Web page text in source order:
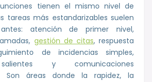
tienen el mismo nivel de
tareas más estandarizables suelen
antes: atención de primer nivel,
gestión de citas, respuesta
de incidencias simples,
y comunicaciones
Son áreas donde la rapidez, la